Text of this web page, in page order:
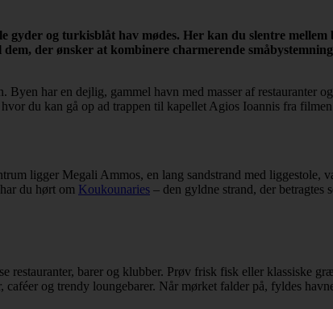
gyder og turkisblåt hav mødes. Her kan du slentre
der ønsker at kombinere charmerende
Byen har en dejlig, gammel havn med masser af restauranter
du kan gå op ad trappen til kapellet Agios Ioannis fra
ligger Megali Ammos, en lang sandstrand med liggestole,
du hørt om Koukounaries – den gyldne strand, der
restauranter, barer og klubber. Prøv frisk fisk eller klassiske
og trendy loungebarer. Når mørket falder på, fyldes